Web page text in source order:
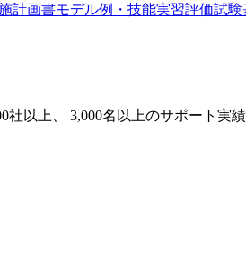
計画書モデル例・技能実習評価試験
社以上、 3,000名以上のサポート実